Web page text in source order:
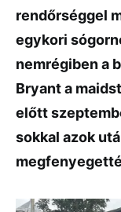
rendőrséggel
egykori
nemrégiben a
Bryant a
előtt
sokkal azok